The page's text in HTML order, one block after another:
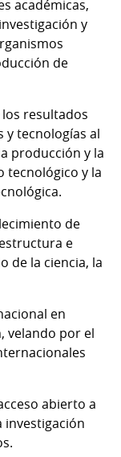
académicas,
y
de
resultados
y tecnologías al
producción y la
tecnológico y la
de
e
de la ciencia, la
en
velando por el
abierto a
investigación